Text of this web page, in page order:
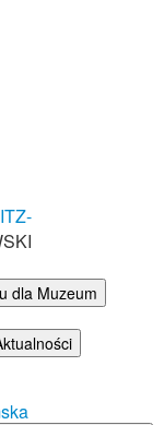
dla Muzeum